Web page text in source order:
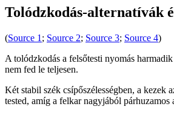
Tolódzkodás-alternatívák
(Source 1 ; Source 2; Source 3; Source 4)
A tolódzkodás a felsőtesti nyomás
nem fed le teljesen.
Két stabil szék csípőszélességben, a
tested, amíg a felkar nagyjából